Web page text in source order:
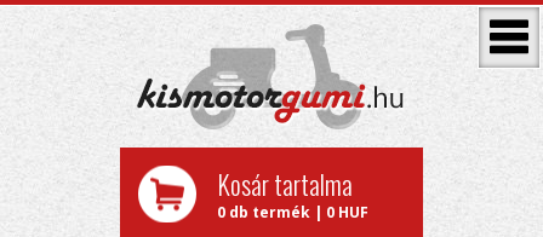
Kosár tartalma
0 db termék | 0 HUF